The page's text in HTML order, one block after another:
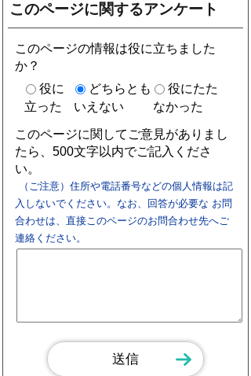
このページに関するアンケート
このページの情報は役に立ちました
か？
役に
立った
どちらとも
いえない
役にたた
なかった
このページに関してご意見がありまし
たら、500文字以内でご記入くださ
い。
（ご注意）住所や電話番号などの個人情報は記
入しないでください。なお、回答が必要な お問
合わせは、直接このページのお問合わせ先へご
連絡ください。